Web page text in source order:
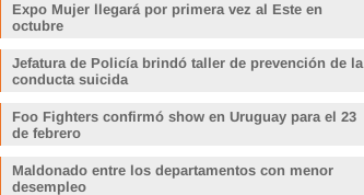
Expo Mujer llegará por primera vez al Este en
octubre
Jefatura de Policía brindó taller de prevención de la
conducta suicida
Foo Fighters confirmó show en Uruguay para el 23
de febrero
Maldonado entre los departamentos con menor
desempleo